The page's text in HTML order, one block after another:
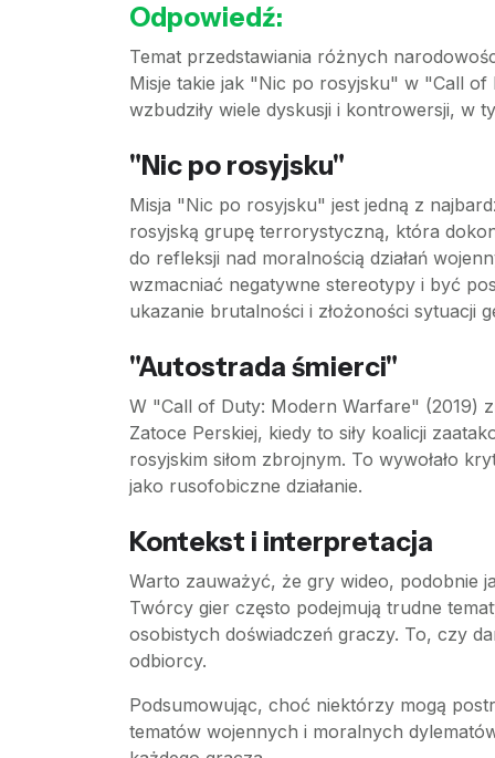
Odpowiedź:
Temat przedstawiania różnych
Misje takie jak "Nic po rosyjsku" w "Call
wzbudziły wiele dyskusji i kontrowersji, w
"Nic po rosyjsku"
Misja "Nic po rosyjsku" jest jedną z
rosyjską grupę terrorystyczną, która
do refleksji nad moralnością działań
wzmacniać negatywne stereotypy i być
ukazanie brutalności i złożoności sytuacji
"Autostrada śmierci"
W "Call of Duty: Modern Warfare" (2019)
Zatoce Perskiej, kiedy to siły koalicji
rosyjskim siłom zbrojnym. To wywołało
jako rusofobiczne działanie.
Kontekst i interpretacja
Warto zauważyć, że gry wideo, podobnie
Twórcy gier często podejmują trudne
osobistych doświadczeń graczy. To, czy
odbiorcy.
Podsumowując, choć niektórzy mogą
tematów wojennych i moralnych